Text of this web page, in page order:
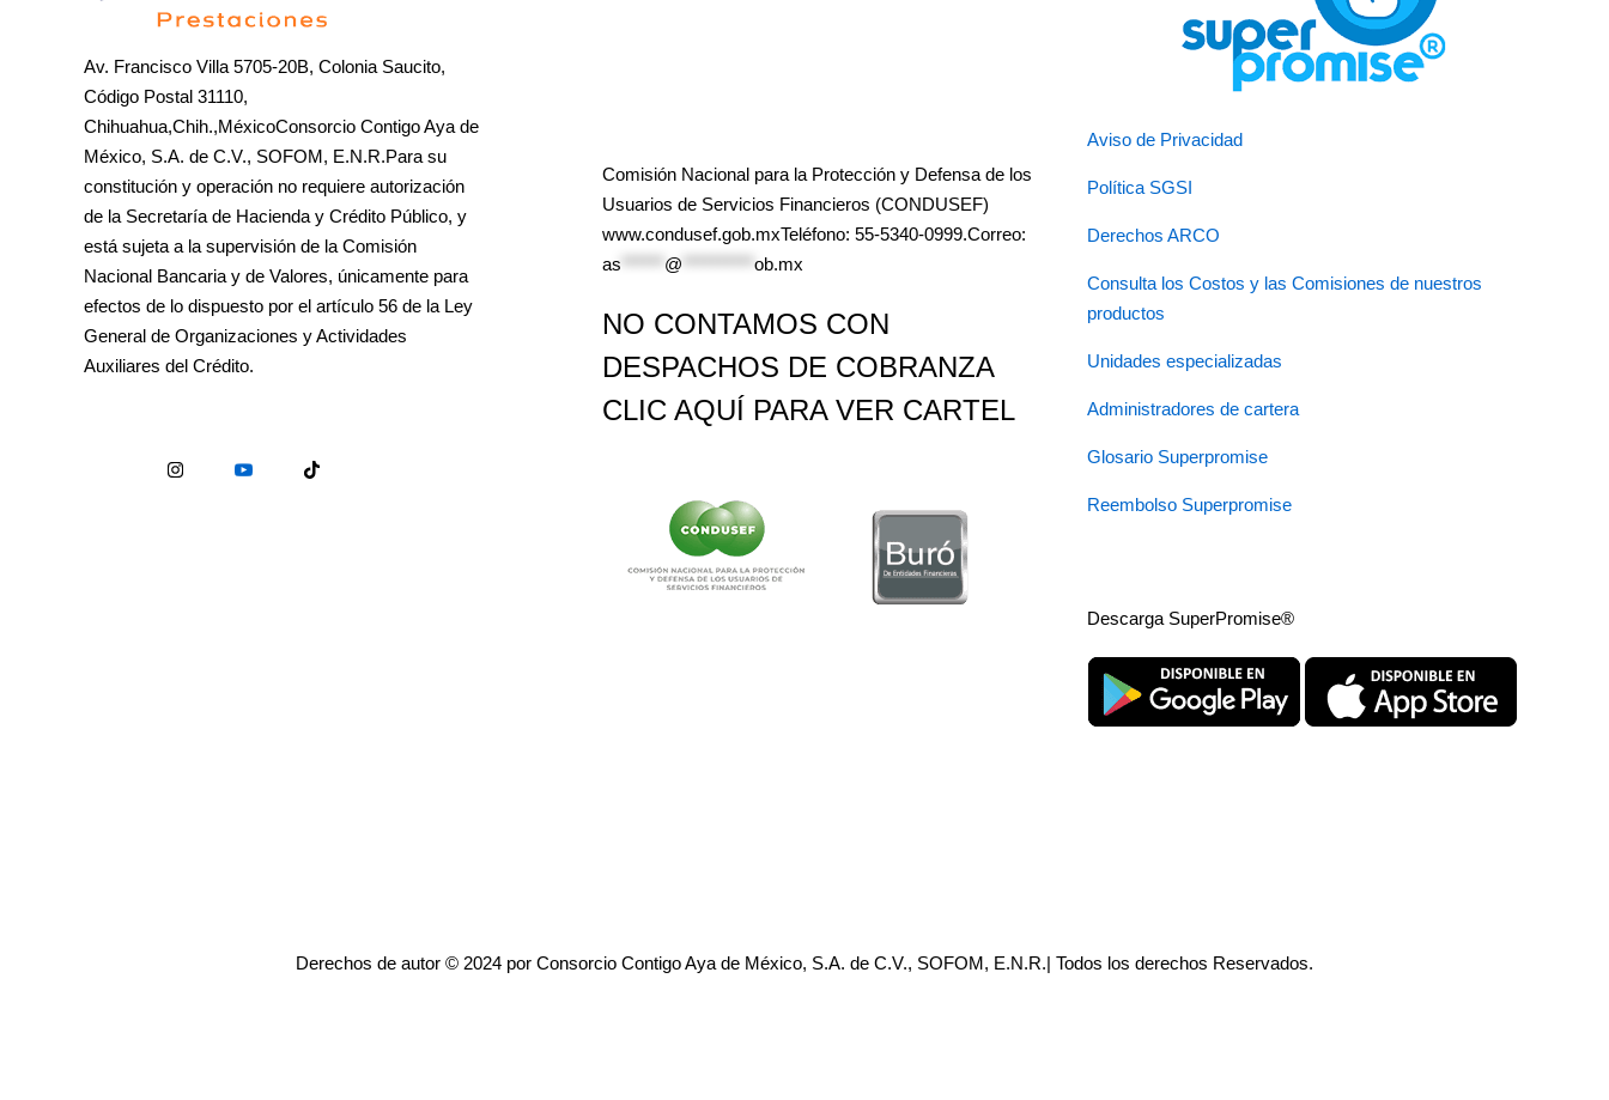
Av. Francisco Villa 5705-20B, Colonia Saucito,
Código Postal 31110,
Chihuahua,Chih.,MéxicoConsorcio Contigo Aya de
México, S.A. de C.V., SOFOM, E.N.R.Para su
constitución y operación no requiere autorización
de la Secretaría de Hacienda y Crédito Público, y
está sujeta a la supervisión de la Comisión
Nacional Bancaria y de Valores, únicamente para
efectos de lo dispuesto por el artículo 56 de la Ley
General de Organizaciones y Actividades
Auxiliares del Crédito.
Comisión Nacional para la Protección y Defensa de los
Usuarios de Servicios Financieros (CONDUSEF)
www.condusef.gob.mxTeléfono: 55-5340-0999.Correo:
as
@ ob.mx
NO CONTAMOS CON
DESPACHOS DE COBRANZA
CLIC AQUÍ PARA VER CARTEL
Aviso de Privacidad
Política SGSI
Derechos ARCO
Consulta los Costos y las Comisiones de nuestros
productos
Unidades especializadas
Administradores de cartera
Glosario Superpromise
Reembolso Superpromise
Descarga SuperPromise®
Derechos de autor © 2024 por Consorcio Contigo Aya de México, S.A. de C.V., SOFOM, E.N.R.| Todos los derechos Reservados.